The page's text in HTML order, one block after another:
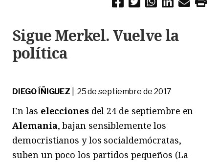
Sigue Merkel. Vuelve la
política
DIEGO ÍÑIGUEZ | 25 de septiembre de 2017
En las eleccionesdel 24 de septiembre en
Alemania, bajan sensiblemente los
democristianos y los socialdemócratas,
suben un poco los partidos pequeños (La